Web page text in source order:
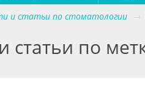
и статьи по стоматологии →
статьи по